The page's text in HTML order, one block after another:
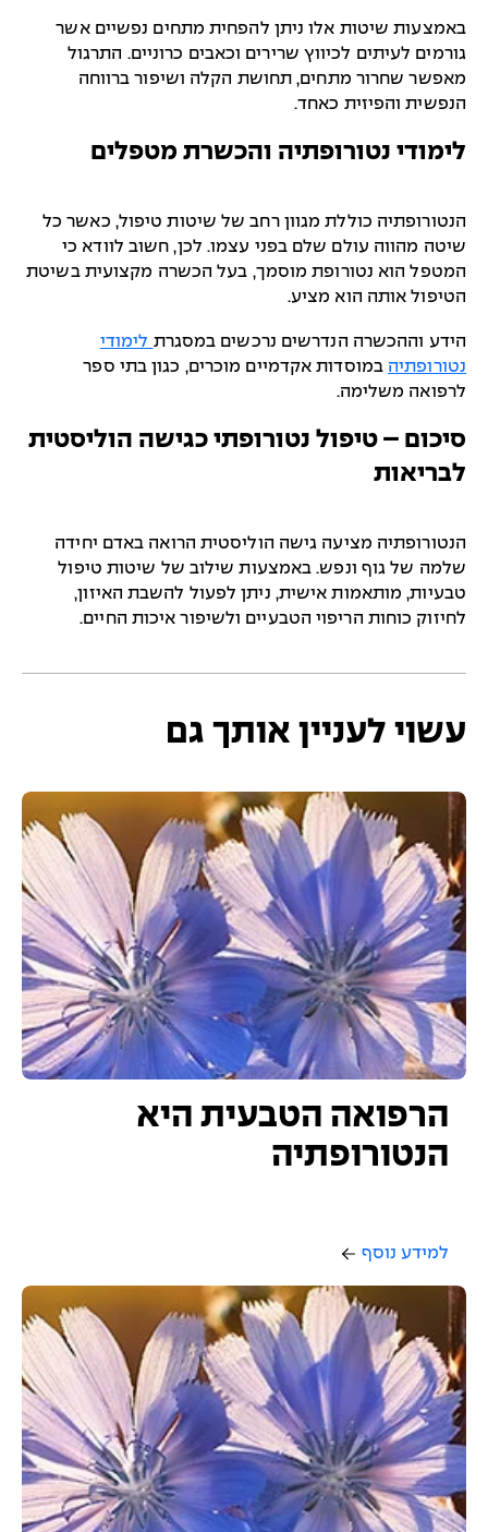
באמצעות שיטות אלו ניתן להפחית מתחים נפשיים אשר
גורמים לעיתים לכיווץ שרירים וכאבים כרוניים. התרגול
מאפשר שחרור מתחים, תחושת הקלה ושיפור ברווחה
הנפשית והפיזית כאחד.
לימודי נטורופתיה והכשרת מטפלים
הנטורופתיה כוללת מגוון רחב של שיטות טיפול, כאשר כל
שיטה מהווה עולם שלם בפני עצמו. לכן, חשוב לוודא כי
המטפל הוא נטורופת מוסמך, בעל הכשרה מקצועית בשיטת
הטיפול אותה הוא מציע.
הידע וההכשרה הנדרשים נרכשים במסגרת לימודי
נטורופתיה במוסדות אקדמיים מוכרים, כגון בתי ספר
לרפואה משלימה.
סיכום – טיפול נטורופתי כגישה הוליסטית
לבריאות
הנטורופתיה מציעה גישה הוליסטית הרואה באדם יחידה
שלמה של גוף ונפש. באמצעות שילוב של שיטות טיפול
טבעיות, מותאמות אישית, ניתן לפעול להשבת האיזון,
לחיזוק כוחות הריפוי הטבעיים ולשיפור איכות החיים.
עשוי לעניין אותך גם
הרפואה הטבעית היא
הנטורופתיה
למידע נוסף